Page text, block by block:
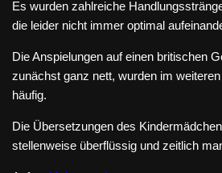
Es wurden zahlreiche
die leider nicht immer optimal
Die Anspielungen auf einen britischen
zunächst ganz nett, wurden im
häufig.
Die Übersetzungen des
stellenweise überflüssig und zeitlich